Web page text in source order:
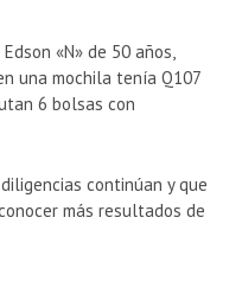
«N» de 50 años,
una mochila tenía Q107
6 bolsas con
continúan y que
más resultados de